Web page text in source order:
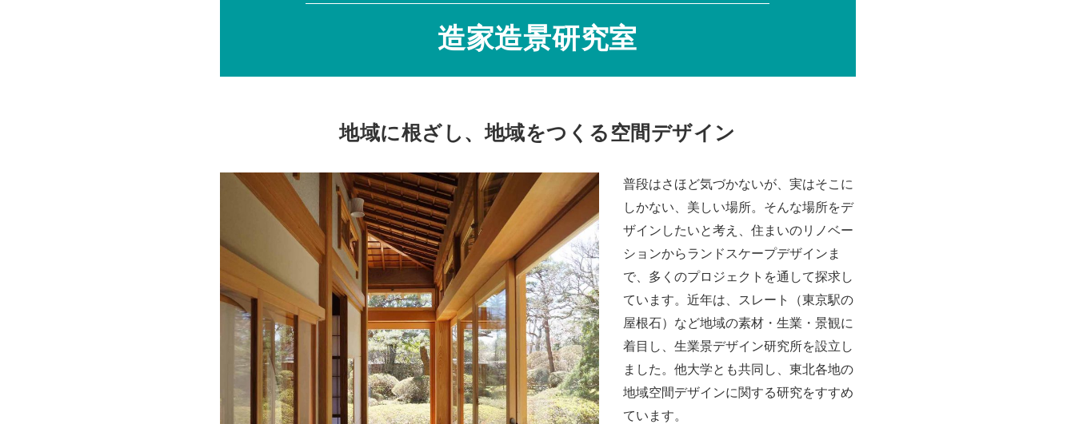
造家造景研究室
地域に根ざし、地域をつくる空間デザイン
普段はさほど気づかないが、実はそこに
しかない、美しい場所。そんな場所をデ
ザインしたいと考え、住まいのリノベー
ションからランドスケープデザインま
で、多くのプロジェクトを通して探求し
ています。近年は、スレート（東京駅の
屋根石）など地域の素材・生業・景観に
着目し、生業景デザイン研究所を設立し
ました。他大学とも共同し、東北各地の
地域空間デザインに関する研究をすすめ
ています。